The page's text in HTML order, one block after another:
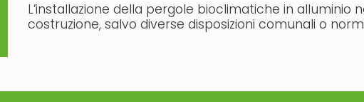
L’installazione della pergole bioclimatiche in alluminio
costruzione, salvo diverse disposizioni comunali o